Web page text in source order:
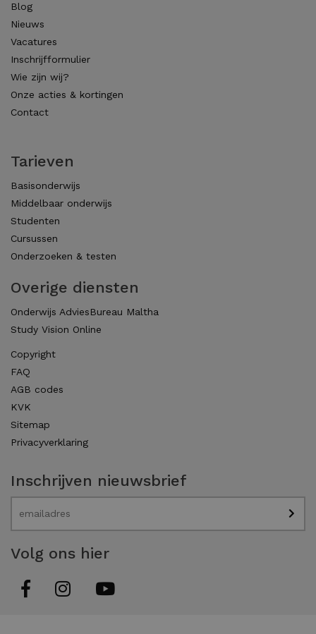
Blog
Nieuws
Vacatures
Inschrijfformulier
Wie zijn wij?
Onze acties & kortingen
Contact
Tarieven
Basisonderwijs
Middelbaar onderwijs
Studenten
Cursussen
Onderzoeken & testen
Overige diensten
Onderwijs AdviesBureau Maltha
Study Vision Online
Copyright
FAQ
AGB codes
KVK
Sitemap
Privacyverklaring
Inschrijven nieuwsbrief
Volg ons hier